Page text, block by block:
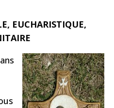
EUCHARISTIQUE,